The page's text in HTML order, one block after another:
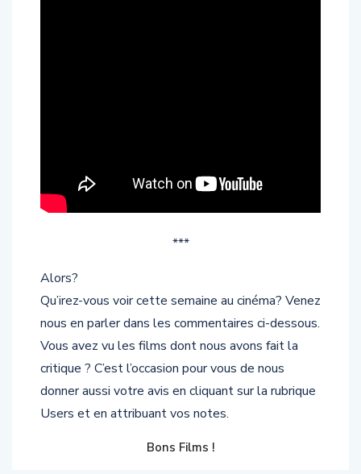
***
Alors?
Qu’irez-vous voir cette semaine au cinéma? Venez
nous en parler dans les commentaires ci-dessous.
Vous avez vu les films dont nous avons fait la
critique ? C’est l’occasion pour vous de nous
donner aussi votre avis en cliquant sur la rubrique
Users et en attribuant vos notes.
Bons Films !